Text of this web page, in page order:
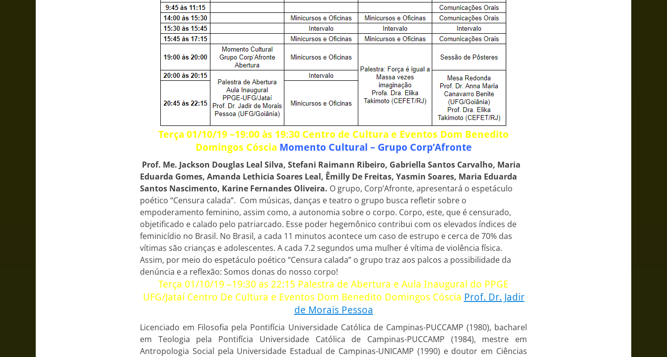
Terça 01/10/19 –19:00 às 19:30 Centro de Cultura e Eventos Dom Benedito
Domingos Cóscia Momento Cultural – Grupo Corp’Afronte
Prof. Me. Jackson Douglas Leal Silva, Stefani Raimann Ribeiro, Gabriella Santos Carvalho, Maria
Eduarda Gomes, Amanda Lethicia Soares Leal, Êmilly De Freitas, Yasmin Soares, Maria Eduarda
Santos Nascimento, Karine Fernandes Oliveira. O grupo, Corp’Afronte, apresentará o espetáculo
poético “Censura calada”. Com músicas, danças e teatro o grupo busca refletir sobre o
empoderamento feminino, assim como, a autonomia sobre o corpo. Corpo, este, que é censurado,
objetificado e calado pelo patriarcado. Esse poder hegemônico contribui com os elevados índices de
feminicídio no Brasil. No Brasil, a cada 11 minutos acontece um caso de estrupo e cerca de 70% das
vítimas são crianças e adolescentes. A cada 7.2 segundos uma mulher é vítima de violência física.
Assim, por meio do espetáculo poético “Censura calada” o grupo traz aos palcos a possibilidade da
denúncia e a reflexão: Somos donas do nosso corpo!
Terça 01/10/19 –19:30 as 22:15 Palestra de Abertura e Aula Inaugural do PPGE
UFG/Jataí Centro De Cultura e Eventos Dom Benedito Domingos Cóscia Prof. Dr. Jadir
de Morais Pessoa
Licenciado em Filosofia pela Pontifícia Universidade Católica de Campinas-PUCCAMP (1980), bacharel
em Teologia pela Pontifícia Universidade Católica de Campinas-PUCCAMP (1984), mestre em
Antropologia Social pela Universidade Estadual de Campinas-UNICAMP (1990) e doutor em Ciências